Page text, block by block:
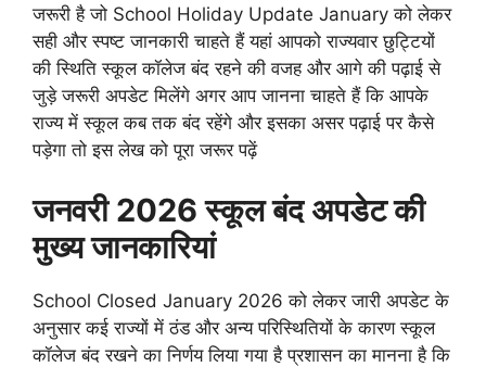
जरूरी है जो School Holiday Update January को लेकर
सही और स्पष्ट जानकारी चाहते हैं यहां आपको राज्यवार छुट्टियों
की स्थिति स्कूल कॉलेज बंद रहने की वजह और आगे की पढ़ाई से
जुड़े जरूरी अपडेट मिलेंगे अगर आप जानना चाहते हैं कि आपके
राज्य में स्कूल कब तक बंद रहेंगे और इसका असर पढ़ाई पर कैसे
पड़ेगा तो इस लेख को पूरा जरूर पढ़ें
जनवरी 2026 स्कूल बंद अपडेट की
मुख्य जानकारियां
School Closed January 2026 को लेकर जारी अपडेट के
अनुसार कई राज्यों में ठंड और अन्य परिस्थितियों के कारण स्कूल
कॉलेज बंद रखने का निर्णय लिया गया है प्रशासन का मानना है कि